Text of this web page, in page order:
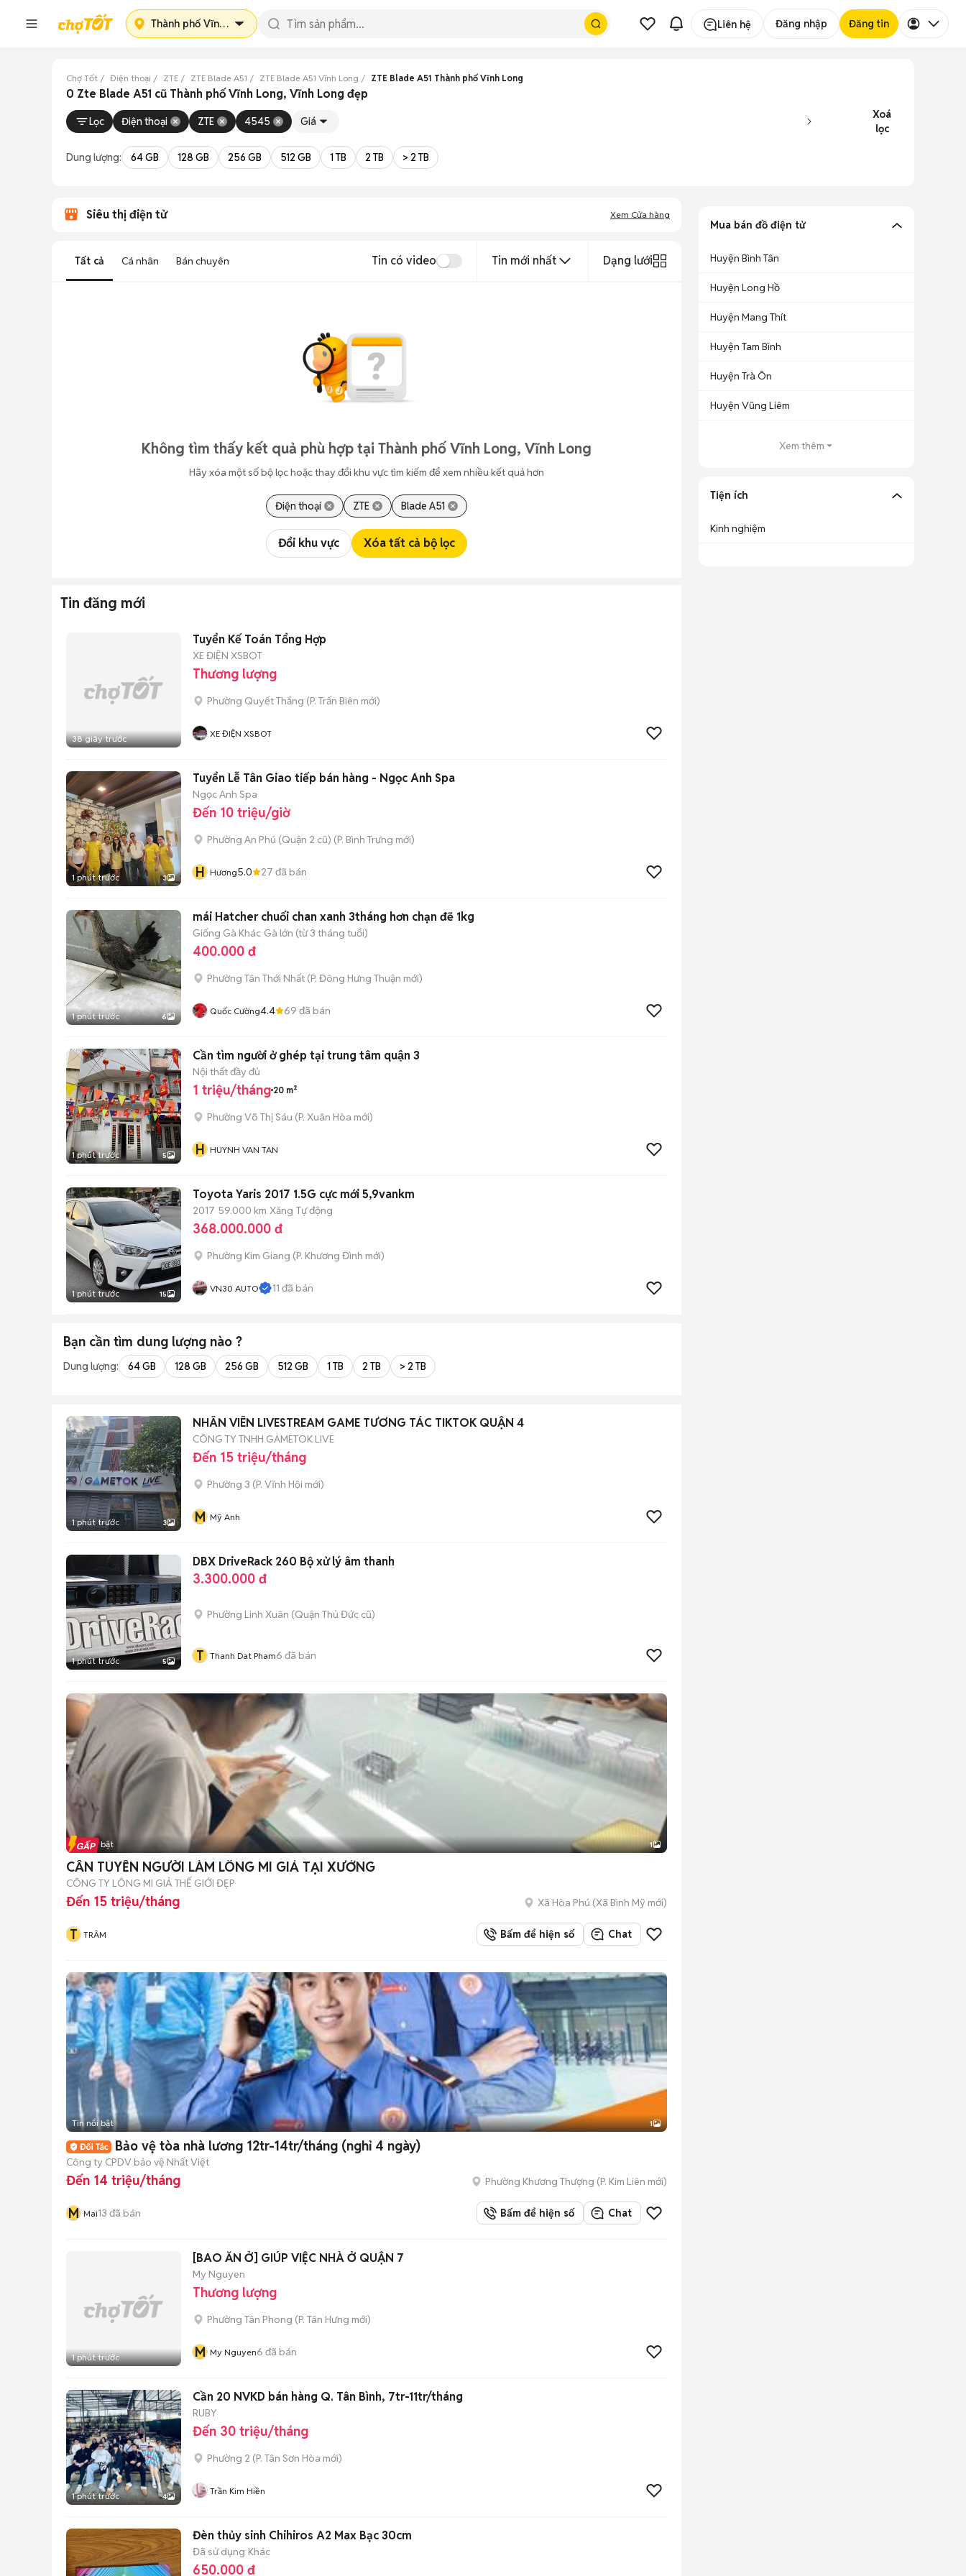
Thành phố Vĩnh Long Liên hệ Đăng nhập Đăng tin
Chợ Tốt Điện thoại ZTE ZTE Blade A51 ZTE Blade A51 Vĩnh Long ZTE Blade A51 Thành phố Vĩnh Long
0 Zte Blade A51 cũ Thành phố Vĩnh Long, Vĩnh Long đẹp
Lọc Điện thoại ZTE 4545 Giá
Xoá
lọc
Dung lượng: 64 GB 128 GB 256 GB 512 GB 1 TB 2 TB > 2 TB
Siêu thị điện tử Xem Cửa hàng
Tất cả Cá nhân Bán chuyên Tin có video Tin mới nhất Dạng lưới
Không tìm thấy kết quả phù hợp tại Thành phố Vĩnh Long, Vĩnh Long
Hãy xóa một số bộ lọc hoặc thay đổi khu vực tìm kiếm để xem nhiều kết quả hơn
Điện thoại ZTE Blade A51
Đổi khu vực Xóa tất cả bộ lọc
Tin đăng mới
38 giây trước
Tuyển Kế Toán Tổng Hợp
XE ĐIỆN XSBOT
Thương lượng
Phường Quyết Thắng (P. Trấn Biên mới)
XE ĐIỆN XSBOT
1 phút trước 3
Tuyển Lễ Tân Giao tiếp bán hàng - Ngọc Anh Spa
Ngọc Anh Spa
Đến 10 triệu/giờ
Phường An Phú (Quận 2 cũ) (P. Bình Trưng mới)
H Hương5.0 27 đã bán
1 phút trước 6
mái Hatcher chuối chan xanh 3tháng hơn chạn đẽ 1kg
Giống Gà Khác Gà lớn (từ 3 tháng tuổi)
400.000 đ
Phường Tân Thới Nhất (P. Đông Hưng Thuận mới)
Quốc Cường4.4 69 đã bán
1 phút trước 5
Cần tìm người ở ghép tại trung tâm quận 3
Nội thất đầy đủ
1 triệu/tháng 20 m²
Phường Võ Thị Sáu (P. Xuân Hòa mới)
H HUYNH VAN TAN
1 phút trước 15
Toyota Yaris 2017 1.5G cực mới 5,9vankm
2017 59.000 km Xăng Tự động
368.000.000 đ
Phường Kim Giang (P. Khương Đình mới)
VN30 AUTO 11 đã bán
Bạn cần tìm dung lượng nào ?
Dung lượng: 64 GB 128 GB 256 GB 512 GB 1 TB 2 TB > 2 TB
1 phút trước 3
NHÂN VIÊN LIVESTREAM GAME TƯƠNG TÁC TIKTOK QUẬN 4
CÔNG TY TNHH GAMETOK LIVE
Đến 15 triệu/tháng
Phường 3 (P. Vĩnh Hội mới)
M Mỹ Anh
1 phút trước 5
DBX DriveRack 260 Bộ xử lý âm thanh
3.300.000 đ
Phường Linh Xuân (Quận Thủ Đức cũ)
T Thanh Dat Pham6 đã bán
Tin nổi bật 1
CẦN TUYỂN NGƯỜI LÀM LÔNG MI GIẢ TẠI XƯỞNG
CÔNG TY LÔNG MI GIẢ THẾ GIỚI ĐẸP
Đến 15 triệu/tháng Xã Hòa Phú (Xã Bình Mỹ mới)
T TRÂM Bấm để hiện số Chat
Tin nổi bật 1
Bảo vệ tòa nhà lương 12tr-14tr/tháng (nghỉ 4 ngày)
Công ty CPDV bảo vệ Nhất Việt
Đến 14 triệu/tháng Phường Khương Thượng (P. Kim Liên mới)
M Mai13 đã bán Bấm để hiện số Chat
1 phút trước
[BAO ĂN Ở] GIÚP VIỆC NHÀ Ở QUẬN 7
My Nguyen
Thương lượng
Phường Tân Phong (P. Tân Hưng mới)
M My Nguyen6 đã bán
1 phút trước 4
Cần 20 NVKD bán hàng Q. Tân Bình, 7tr-11tr/tháng
RUBY
Đến 30 triệu/tháng
Phường 2 (P. Tân Sơn Hòa mới)
Trần Kim Hiền
Đèn thủy sinh Chihiros A2 Max Bạc 30cm
Đã sử dụng Khác
650.000 đ
Mua bán đồ điện tử
Huyện Bình Tân
Huyện Long Hồ
Huyện Mang Thít
Huyện Tam Bình
Huyện Trà Ôn
Huyện Vũng Liêm
Xem thêm
Tiện ích
Kinh nghiệm